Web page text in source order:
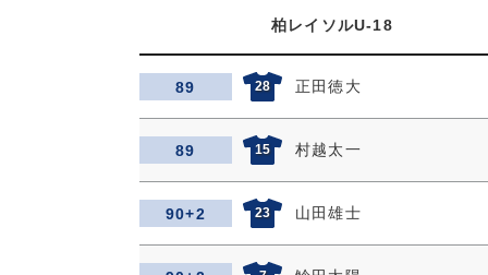
柏レイソルU-18
89 28 正田徳大
89 15 村越太一
90+2 23 山田雄士